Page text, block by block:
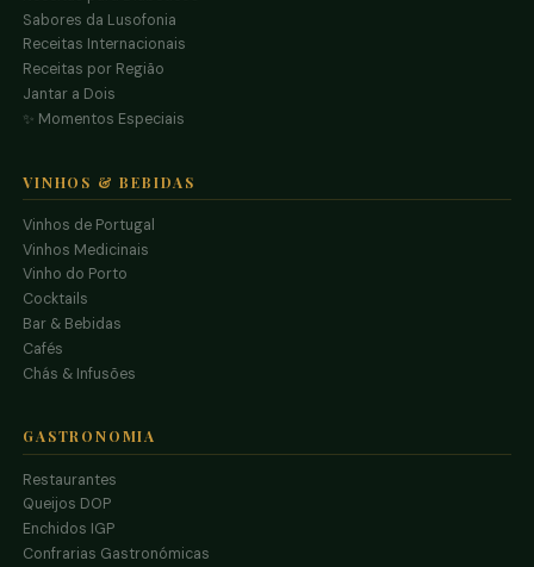
Sabores da Lusofonia
Receitas Internacionais
Receitas por Região
Jantar a Dois
✨ Momentos Especiais
VINHOS & BEBIDAS
Vinhos de Portugal
Vinhos Medicinais
Vinho do Porto
Cocktails
Bar & Bebidas
Cafés
Chás & Infusões
GASTRONOMIA
Restaurantes
Queijos DOP
Enchidos IGP
Confrarias Gastronómicas